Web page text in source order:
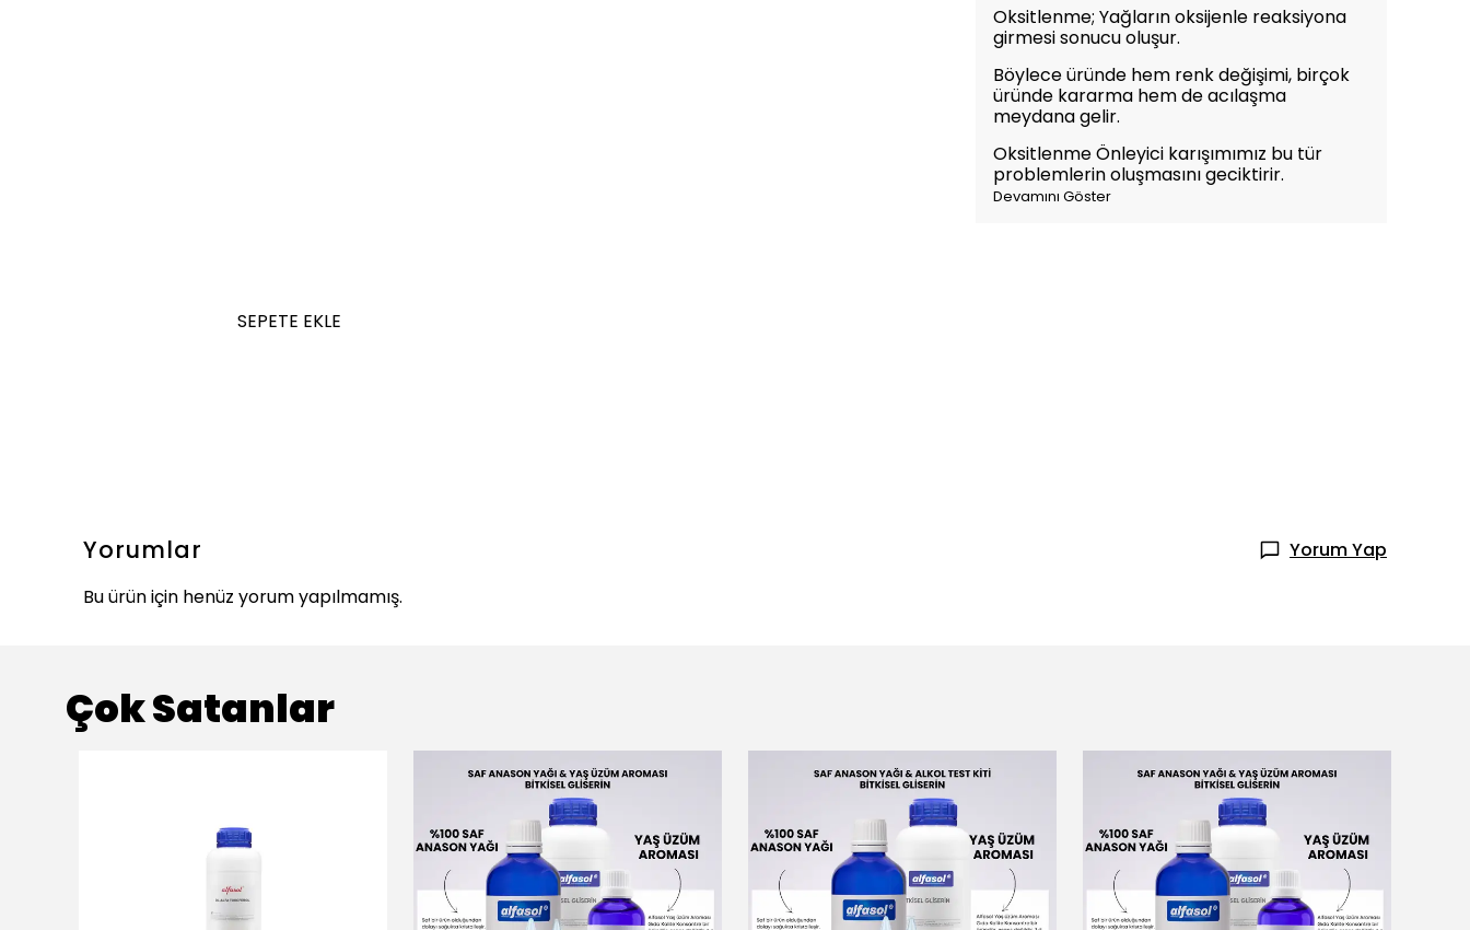
Oksitlenme; Yağların oksijenle reaksiyona
girmesi sonucu oluşur.
Böylece üründe hem renk değişimi, birçok
üründe kararma hem de acılaşma
meydana gelir.
Oksitlenme Önleyici karışımımız bu tür
problemlerin oluşmasını geciktirir.
Devamını Göster
SEPETE EKLE
Yorumlar
Yorum Yap
Bu ürün için henüz yorum yapılmamış.
Çok Satanlar